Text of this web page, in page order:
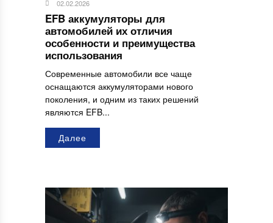
02.02.2026
EFB аккумуляторы для
автомобилей их отличия
особенности и преимущества
использования
Современные автомобили все чаще
оснащаются аккумуляторами нового
поколения, и одним из таких решений
являются EFB...
Далее